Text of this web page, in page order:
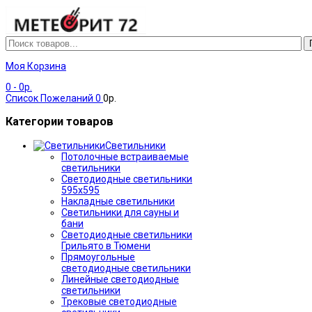
Моя Корзина
0 - 0р.
Список Пожеланий 0 0р.
Категории товаров
Светильники
Потолочные встраиваемые
светильники
Светодиодные светильники
595х595
Накладные светильники
Светильники для сауны и
бани
Светодиодные светильники
Грильято в Тюмени
Прямоугольные
светодиодные светильники
Линейные светодиодные
светильники
Трековые светодиодные